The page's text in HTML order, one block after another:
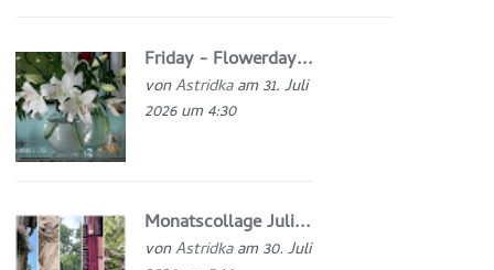
Friday - Flowerday...
vonAstridkaam 31. Juli
2026 um 4:30
Monatscollage Juli...
vonAstridkaam 30. Juli